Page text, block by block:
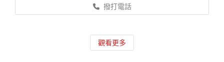
撥打電話
觀看更多